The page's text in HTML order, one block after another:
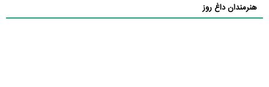
هنرمندان داغ روز